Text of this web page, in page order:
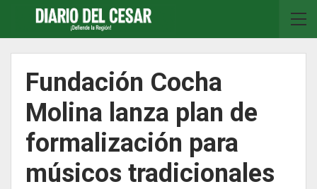
Fundación Cocha
Molina lanza plan de
formalización para
músicos tradicionales